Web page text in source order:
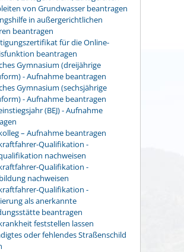
von Grundwasser beantragen
in außergerichtlichen
beantragen
für die Online-
beantragen
Gymnasium (dreijährige
- Aufnahme beantragen
Gymnasium (sechsjährige
- Aufnahme beantragen
(BEJ) - Aufnahme
– Aufnahme beantragen
Qualifikation -
nachweisen
Qualifikation -
nachweisen
Qualifikation -
als anerkannte
beantragen
feststellen lassen
oder fehlendes Straßenschild